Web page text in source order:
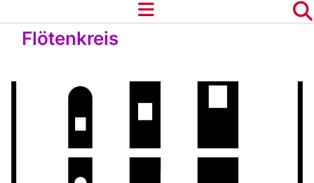
Flötenkreis